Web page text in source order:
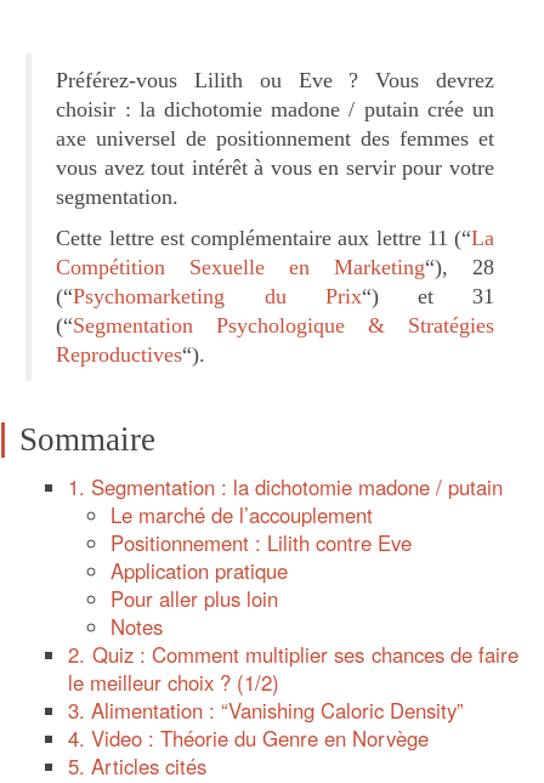
Préférez-vous Lilith ou Eve ? Vous devrez
choisir : la dichotomie madone / putain crée un
axe universel de positionnement des femmes et
vous avez tout intérêt à vous en servir pour votre
segmentation.
Cette lettre est complémentaire aux lettre 11 (“La
Compétition Sexuelle en Marketing“), 28
(“Psychomarketing du Prix“) et 31
(“Segmentation Psychologique & Stratégies
Reproductives“).
Sommaire
1. Segmentation : la dichotomie madone / putain
Le marché de l’accouplement
Positionnement : Lilith contre Eve
Application pratique
Pour aller plus loin
Notes
2. Quiz : Comment multiplier ses chances de faire
le meilleur choix ? (1/2)
3. Alimentation : “Vanishing Caloric Density”
4. Video : Théorie du Genre en Norvège
5. Articles cités